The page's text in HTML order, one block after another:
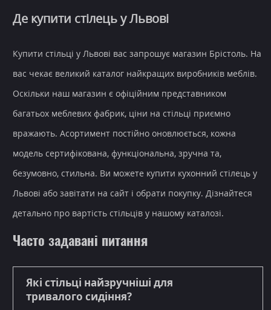
Де купити стілець у Львові
Купити стільці у Львові вас запрошує магазин Брістоль. На
вас чекає великий каталог найкращих виробників меблів.
Оскільки наш магазин є офіційним представником
багатьох меблевих фабрик, ціни на стільці приємно
вражають. Асортимент постійно оновлюється, кожна
модель сертифікована, функціональна, зручна та,
безумовно, стильна. Ви можете купити кухонний стілець у
Львові або завітати на сайт і обрати покупку. Дізнайтеся
детально про вартість стільців у нашому каталозі.
Часто задавані питання
Які стільці найзручніші для
тривалого сидіння?